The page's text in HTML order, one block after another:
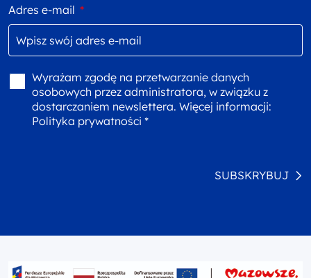
Adres e-mail *
Wyrażam zgodę na przetwarzanie danych
osobowych przez administratora, w związku z
dostarczaniem newslettera. Więcej informacji:
Polityka prywatności *
SUBSKRYBUJ